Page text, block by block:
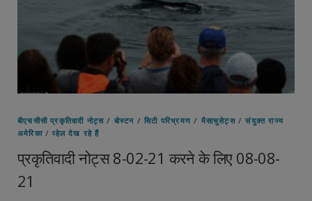
बीएचसीसी प्रकृतिवादी नोट्स / बोस्टन /सिटी परिभ्रमण / मैसाचुसेट्स/संयुक्त राज्य
अमेरिका/व्हेल देख रहे हैं
प्रकृतिवादी नोट्स 8-02-21 करने के लिए 08-08-
21